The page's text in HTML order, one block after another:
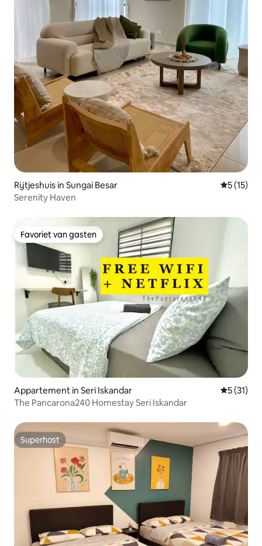
Rijtjeshuis in Sungai Besar
5 (15)
Serenity Haven
Favoriet van gasten
Favoriet van gasten
Appartement in Seri Iskandar
5 (31)
The Pancarona240 Homestay Seri Iskandar
Superhost
Superhost